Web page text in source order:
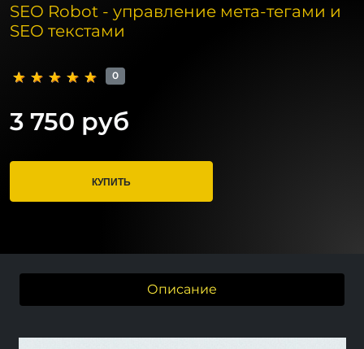
SEO Robot - управление мета-тегами и
SEO текстами
0
3 750 руб
КУПИТЬ
Описание